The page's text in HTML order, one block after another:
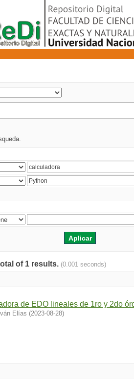
of 1 results. (0.001 seconds)
de EDO lineales de 1ro y 2do
Elías (2023-08-28)